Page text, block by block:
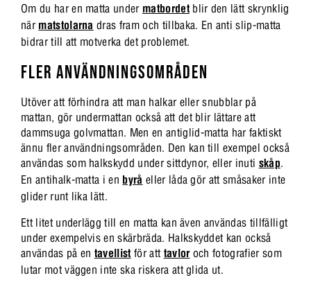
Om du har en matta under matbordetblir den lätt skrynklig
när matstolarna dras fram och tillbaka. En anti slip-matta
bidrar till att motverka det problemet.
FLER ANVÄNDNINGSOMRÅDEN
Utöver att förhindra att man halkar eller snubblar på
mattan, gör undermattan också att det blir lättare att
dammsuga golvmattan. Men en antiglid-matta har faktiskt
ännu fler användningsområden. Den kan till exempel också
användas som halkskydd under sittdynor, eller inuti skåp.
En antihalk-matta i en byrå eller låda gör att småsaker inte
glider runt lika lätt.
Ett litet underlägg till en matta kan även användas tillfälligt
under exempelvis en skärbräda. Halkskyddet kan också
användas på en tavellist för att tavloroch fotografier som
lutar mot väggen inte ska riskera att glida ut.